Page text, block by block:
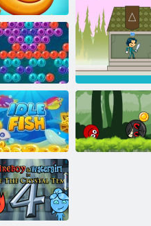
Dalgona Meister
Bubble Shooter
2
Fisch im
Leerlauf